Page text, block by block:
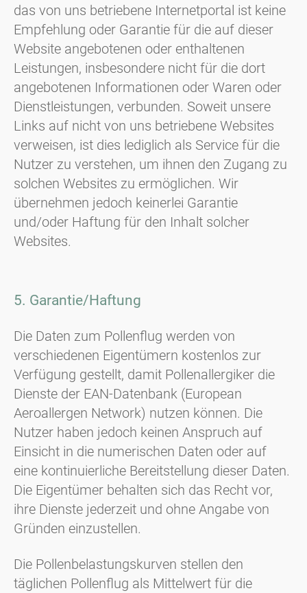
das von uns betriebene Internetportal ist keine
Empfehlung oder Garantie für die auf dieser
Website angebotenen oder enthaltenen
Leistungen, insbesondere nicht für die dort
angebotenen Informationen oder Waren oder
Dienstleistungen, verbunden. Soweit unsere
Links auf nicht von uns betriebene Websites
verweisen, ist dies lediglich als Service für die
Nutzer zu verstehen, um ihnen den Zugang zu
solchen Websites zu ermöglichen. Wir
übernehmen jedoch keinerlei Garantie
und/oder Haftung für den Inhalt solcher
Websites.
5. Garantie/Haftung
Die Daten zum Pollenflug werden von
verschiedenen Eigentümern kostenlos zur
Verfügung gestellt, damit Pollenallergiker die
Dienste der EAN-Datenbank (European
Aeroallergen Network) nutzen können. Die
Nutzer haben jedoch keinen Anspruch auf
Einsicht in die numerischen Daten oder auf
eine kontinuierliche Bereitstellung dieser Daten.
Die Eigentümer behalten sich das Recht vor,
ihre Dienste jederzeit und ohne Angabe von
Gründen einzustellen.
Die Pollenbelastungskurven stellen den
täglichen Pollenflug als Mittelwert für die